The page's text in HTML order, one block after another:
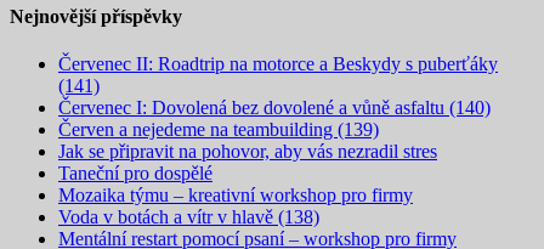
Nejnovější příspěvky
Červenec II: Roadtrip na motorce a Beskydy s puberťáky
(141)
Červenec I: Dovolená bez dovolené a vůně asfaltu (140)
Červen a nejedeme na teambuilding (139)
Jak se připravit na pohovor, aby vás nezradil stres
Taneční pro dospělé
Mozaika týmu – kreativní workshop pro firmy
Voda v botách a vítr v hlavě (138)
Mentální restart pomocí psaní – workshop pro firmy